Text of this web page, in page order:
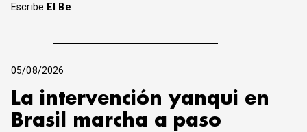
Escribe El Be
05/08/2026
La intervención yanqui en
Brasil marcha a paso